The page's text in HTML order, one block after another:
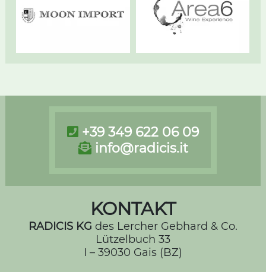
KONTAKT
RADICIS KG des Lercher Gebhard & Co.
Lützelbuch 33
I – 39030 Gais (BZ)
+39 349 622 06 09
info@radicis.it